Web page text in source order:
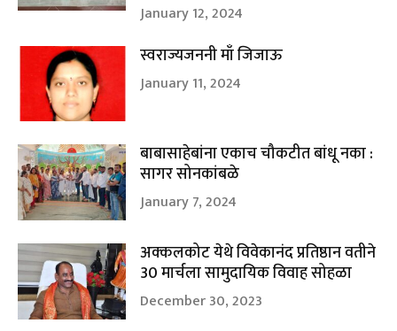
January 12, 2024
स्वराज्यजननी माँ जिजाऊ
January 11, 2024
बाबासाहेबांना एकाच चौकटीत बांधू नका :
सागर सोनकांबळे
January 7, 2024
अक्कलकोट येथे विवेकानंद प्रतिष्ठान वतीने
30 मार्चला सामुदायिक विवाह सोहळा
December 30, 2023